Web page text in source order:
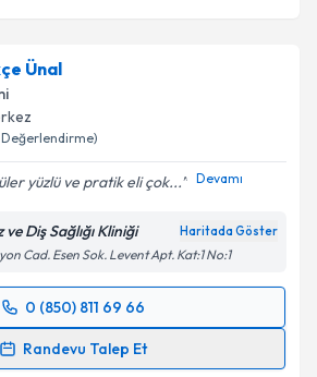
Ünal
Değerlendirme)
yüzlü ve pratik eli çok... Devamı
Diş Sağlığı Kliniği Haritada Göster
Cad. Esen Sok. Levent Apt. Kat:1 No:1
0 (850) 811 69 66
Randevu Talep Et
Talebi